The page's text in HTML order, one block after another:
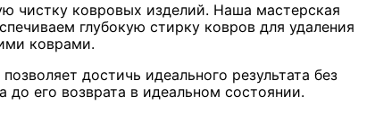
чистку ковровых изделий. Наша мастерская
глубокую стирку ковров для удаления
коврами.
достичь идеального результата без
его возврата в идеальном состоянии.